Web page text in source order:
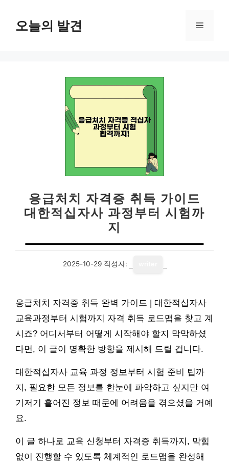
오늘의 발견 메
응급처치 자격증 취득 가이드
대한적십자사 과정부터 시험까
지
2025-10-29 작성자:
응급처치 자격증 취득 완벽 가이드 | 대한적십자사
교육과정부터 시험까지 자격 취득 로드맵을 찾고 계
시죠? 어디서부터 어떻게 시작해야 할지 막막하셨
다면, 이 글이 명확한 방향을 제시해 드릴 겁니다.
대한적십자사 교육 과정 정보부터 시험 준비 팁까
지, 필요한 모든 정보를 한눈에 파악하고 싶지만 여
기저기 흩어진 정보 때문에 어려움을 겪으셨을 거예
요.
이 글 하나로 교육 신청부터 자격증 취득까지, 막힘
없이 진행할 수 있도록 체계적인 로드맵을 완성해